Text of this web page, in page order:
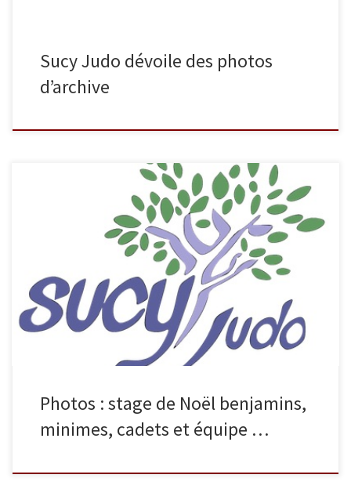
Sucy Judo dévoile des photos
d’archive
En ce début d’année, nous avons rajouté deux nouveaux albums
dans la galerie photos. Le premier concerne le stage réservé aux
benjamins, minimes et cadets et qui s’est déroulé les 2,3 et 4
janvier 2013. Vous pouvez retrouver ces photos dans la catégorie
« Stages » de la galerie photos. Le second […]
Photos : stage de Noël benjamins,
minimes, cadets et équipe …